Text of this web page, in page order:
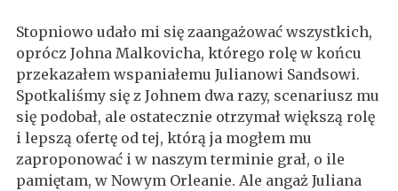
Stopniowo udało mi się zaangażować wszystkich,
oprócz Johna Malkovicha, którego rolę w końcu
przekazałem wspaniałemu Julianowi Sandsowi.
Spotkaliśmy się z Johnem dwa razy, scenariusz mu
się podobał, ale ostatecznie otrzymał większą rolę
i lepszą ofertę od tej, którą ja mogłem mu
zaproponować i w naszym terminie grał, o ile
pamiętam, w Nowym Orleanie. Ale angaż Juliana